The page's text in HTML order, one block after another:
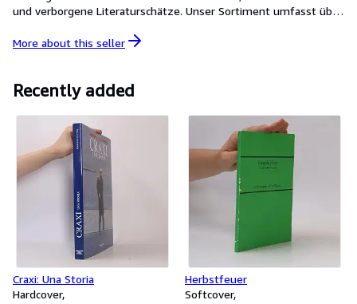
CLOSE
und verborgene Literaturschätze. Unser Sortiment umfasst über
Bücherliebhaber. Unser Erfolg zeigt sich darin, dass bereits mehr
wird zudem durch unsere Bewertung von 4,5/5 auf Trusted
Shops bestätigt.
More about this seller
Recently added
Craxi: Una Storia
Hardcover
Herbstfeuer
Softcover